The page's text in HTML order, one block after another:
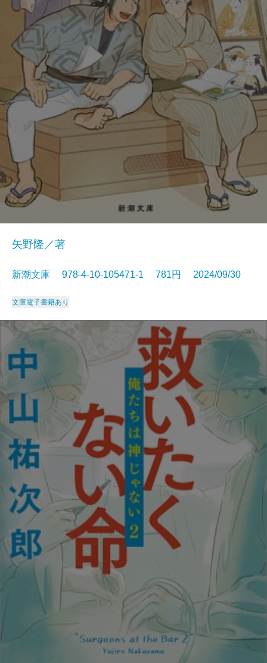
矢野隆／著
新潮文庫 978-4-10-105471-1 781円 2024/09/30
文庫電子書籍あり